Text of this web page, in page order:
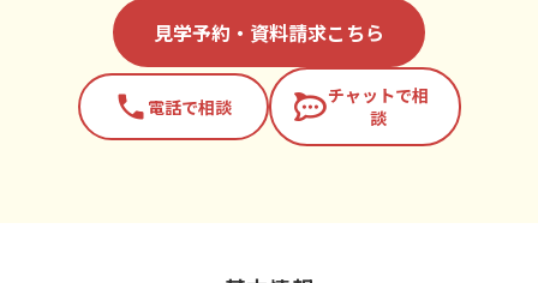
見学予約・資料請求こちら
phone 電話で相談
チャットで相
談